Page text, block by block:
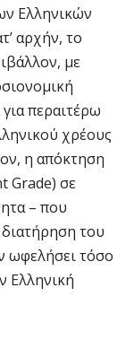
Ελληνικών
αρχήν, το
με
περαιτέρω
χρέους
η απόκτηση
Grade) σε
– που
του
ωφελήσει τόσο
Ελληνική